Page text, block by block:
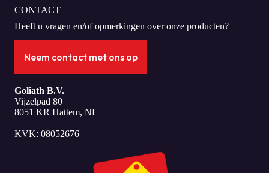
CONTACT
Heeft u vragen en/of opmerkingen over onze producten?
Neem contact met ons op
Goliath B.V.
Vijzelpad 80
8051 KR Hattem, NL
KVK: 08052676